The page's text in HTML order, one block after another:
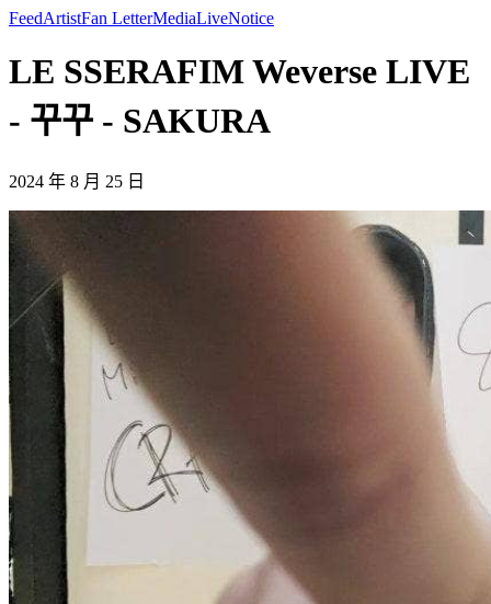
FeedArtistFan LetterMediaLiveNotice
LE SSERAFIM Weverse LIVE
- 꾸꾸 - SAKURA
2024 年 8 月 25 日